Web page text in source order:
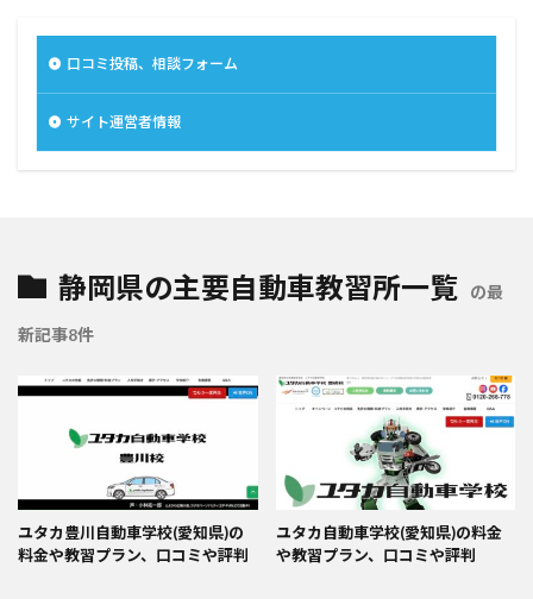
口コミ投稿、相談フォーム
サイト運営者情報
静岡県の主要自動車教習所一覧 の最
新記事8件
ユタカ豊川自動車学校(愛知県)の
料金や教習プラン、口コミや評判
ユタカ自動車学校(愛知県)の料金
や教習プラン、口コミや評判